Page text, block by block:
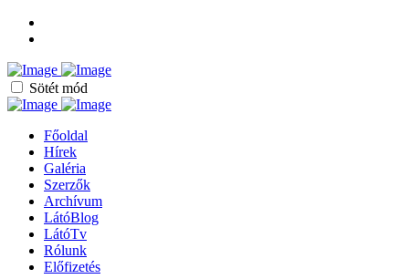
Sötét mód
Főoldal
Hírek
Galéria
Szerzők
Archívum
LátóBlog
LátóTv
Rólunk
Előfizetés